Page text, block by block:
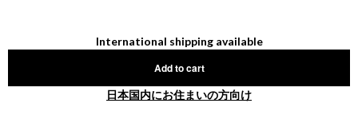
International shipping available
Add to cart
日本国内にお住まいの方向け